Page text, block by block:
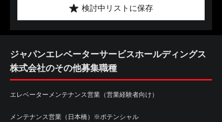
検討中リストに保存
ジャパンエレベーターサービスホールディングス
株式会社のその他募集職種
エレベーターメンテナンス営業（営業経験者向け）
メンテナンス営業（日本橋）※ポテンシャル